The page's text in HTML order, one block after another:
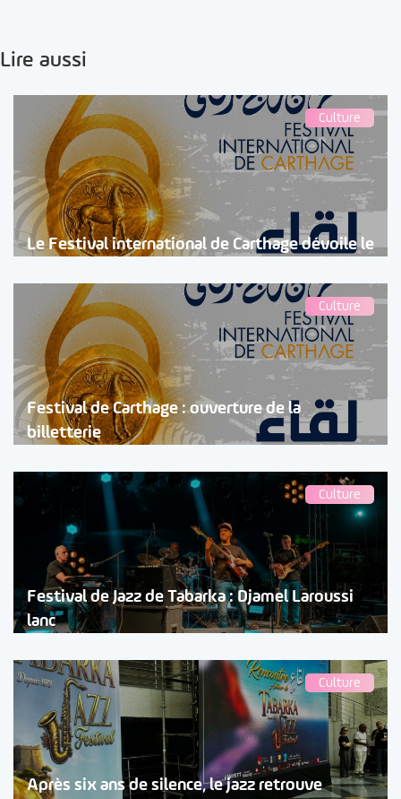
Lire aussi
Culture
Le Festival international de Carthage dévoile le
Culture
Festival de Carthage : ouverture de la
billetterie
Culture
Festival de Jazz de Tabarka : Djamel Laroussi
lanc
Culture
Après six ans de silence, le jazz retrouve